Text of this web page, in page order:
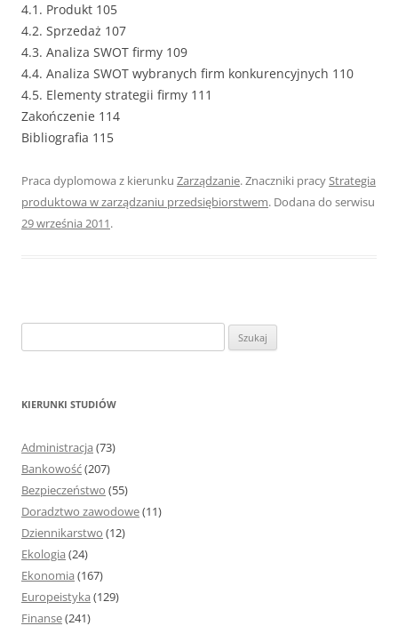
4.1. Produkt 105
4.2. Sprzedaż 107
4.3. Analiza SWOT firmy 109
4.4. Analiza SWOT wybranych firm konkurencyjnych 110
4.5. Elementy strategii firmy 111
Zakończenie 114
Bibliografia 115
Praca dyplomowa z kierunku Zarządzanie. Znaczniki pracyStrategia
produktowa w zarządzaniu przedsiębiorstwem. Dodana do serwisu
29 września 2011.
z
KIERUNKI STUDIÓW
Administracja (73)
Bankowość(207)
Bezpieczeństwo (55)
Doradztwo zawodowe(11)
Dziennikarstwo (12)
Ekologia (24)
Ekonomia (167)
Europeistyka (129)
Finanse(241)